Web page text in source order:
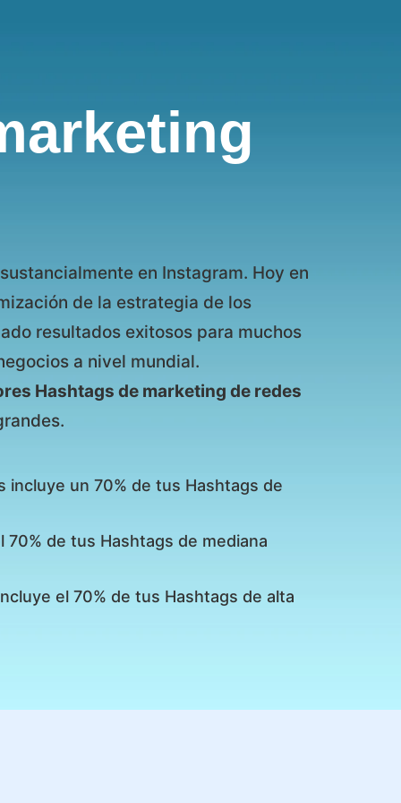
en Instagram. Hoy en
de la estrategia de los
resultados exitosos para muchos
a nivel mundial.
Hashtags de marketing de redes
incluye un 70% de tus Hashtags de
de tus Hashtags de mediana
el 70% de tus Hashtags de alta